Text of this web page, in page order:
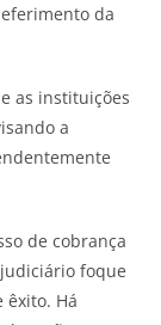
da
as instituições
a
de cobrança
foque
êxito. Há